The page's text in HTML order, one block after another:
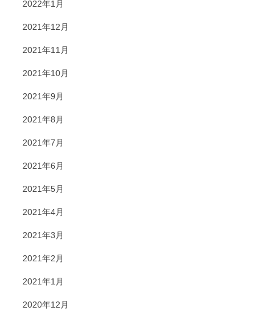
2022年1月
2021年12月
2021年11月
2021年10月
2021年9月
2021年8月
2021年7月
2021年6月
2021年5月
2021年4月
2021年3月
2021年2月
2021年1月
2020年12月